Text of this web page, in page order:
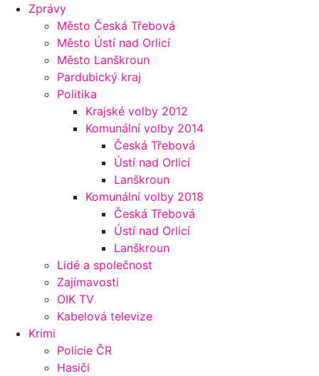
Zprávy
Město Česká Třebová
Město Ústí nad Orlicí
Město Lanškroun
Pardubický kraj
Politika
Krajské volby 2012
Komunální volby 2014
Česká Třebová
Ústí nad Orlicí
Lanškroun
Komunální volby 2018
Česká Třebová
Ústí nad Orlicí
Lanškroun
Lidé a společnost
Zajímavosti
OIK TV
Kabelová televize
Krimi
Policie ČR
Hasiči